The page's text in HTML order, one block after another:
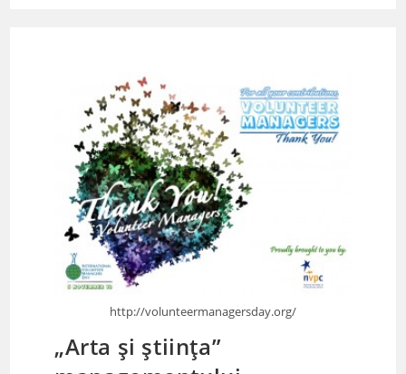
http://volunteermanagersday.org/
„Arta și știința”